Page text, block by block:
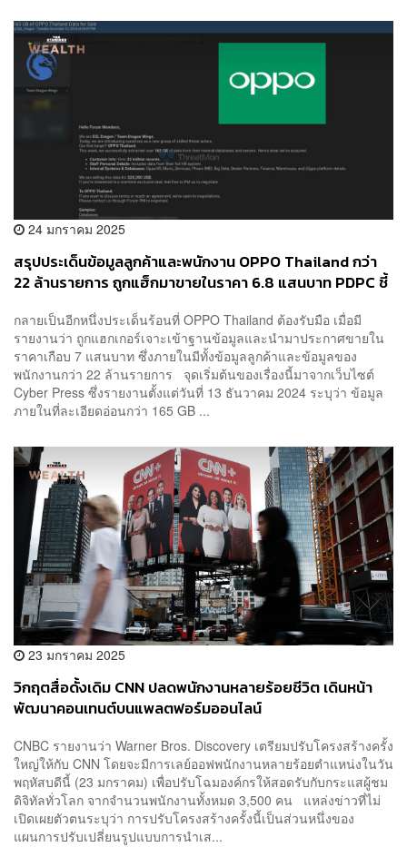
24 มกราคม 2025
สรุปประเด็นข้อมูลลูกค้าและพนักงาน OPPO Thailand กว่า
22 ล้านรายการ ถูกแฮ็กมาขายในราคา 6.8 แสนบาท PDPC ชี้
กลายเป็นอีกหนึ่งประเด็นร้อนที่ OPPO Thailand ต้องรับมือ เมื่อมี
รายงานว่า ถูกแฮกเกอร์เจาะเข้าฐานข้อมูลและนำมาประกาศขายใน
ราคาเกือบ 7 แสนบาท ซึ่งภายในมีทั้งข้อมูลลูกค้าและข้อมูลของ
พนักงานกว่า 22 ล้านรายการ จุดเริ่มต้นของเรื่องนี้มาจากเว็บไซต์
Cyber Press ซึ่งรายงานตั้งแต่วันที่ 13 ธันวาคม 2024 ระบุว่า ข้อมูล
ภายในที่ละเอียดอ่อนกว่า 165 GB ...
23 มกราคม 2025
วิกฤตสื่อดั้งเดิม CNN ปลดพนักงานหลายร้อยชีวิต เดินหน้า
พัฒนาคอนเทนต์บนแพลตฟอร์มออนไลน์
CNBC รายงานว่า Warner Bros. Discovery เตรียมปรับโครงสร้างครั้ง
ใหญ่ให้กับ CNN โดยจะมีการเลย์ออฟพนักงานหลายร้อยตำแหน่งในวัน
พฤหัสบดีนี้ (23 มกราคม) เพื่อปรับโฉมองค์กรให้สอดรับกับกระแสผู้ชม
ดิจิทัลทั่วโลก จากจำนวนพนักงานทั้งหมด 3,500 คน แหล่งข่าวที่ไม่
เปิดเผยตัวตนระบุว่า การปรับโครงสร้างครั้งนี้เป็นส่วนหนึ่งของ
แผนการปรับเปลี่ยนรูปแบบการนำเส...